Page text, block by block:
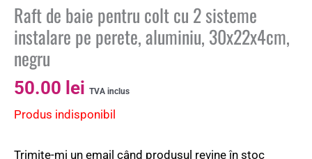
Raft de baie pentru colt cu 2 sisteme
instalare pe perete, aluminiu, 30x22x4cm,
negru
50.00 lei TVA inclus
Produs indisponibil
Trimite-mi un email când produsul revine în stoc